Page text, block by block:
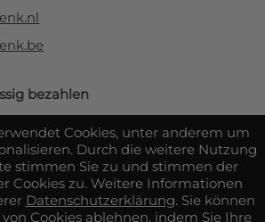
Cookies, unter anderem um
Durch die weitere Nutzung
stimmen Sie zu und stimmen der
Cookies zu. Weitere Informationen
Datenschutzerklärung. Sie können
Cookies ablehnen, indem Sie Ihre
bezahlen